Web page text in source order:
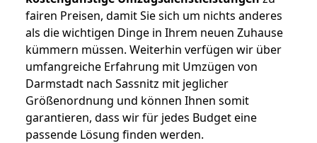
fairen Preisen, damit Sie sich um nichts anderes
als die wichtigen Dinge in Ihrem neuen Zuhause
kümmern müssen. Weiterhin verfügen wir über
umfangreiche Erfahrung mit Umzügen von
Darmstadt nach Sassnitz mit jeglicher
Größenordnung und können Ihnen somit
garantieren, dass wir für jedes Budget eine
passende Lösung finden werden.